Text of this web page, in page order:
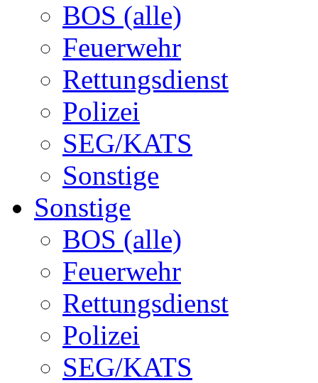
BOS (alle)
Feuerwehr
Rettungsdienst
Polizei
SEG/KATS
Sonstige
Sonstige
BOS (alle)
Feuerwehr
Rettungsdienst
Polizei
SEG/KATS